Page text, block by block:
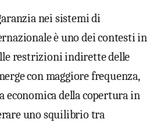
nei sistemi di
è uno dei contesti in
restrizioni indirette delle
con maggiore frequenza,
economica della copertura in
uno squilibrio tra